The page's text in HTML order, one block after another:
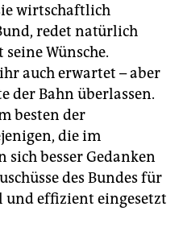
wirtschaftlich
redet natürlich
Wünsche.
auch erwartet – aber
der Bahn überlassen.
besten der
die im
besser Gedanken
des Bundes für
und effizient eingesetzt